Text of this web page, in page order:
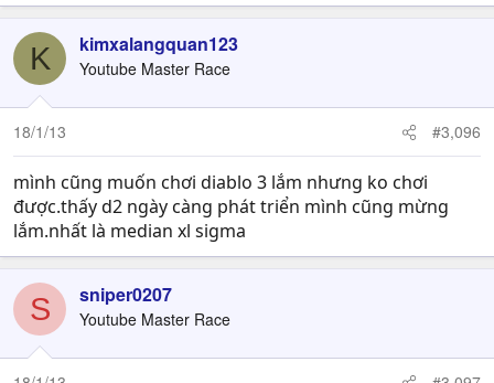
K kimxalangquan123
Youtube Master Race
18/1/13 #3,096
mình cũng muốn chơi diablo 3 lắm nhưng ko chơi
được.thấy d2 ngày càng phát triển mình cũng mừng
lắm.nhất là median xl sigma
S sniper0207
Youtube Master Race